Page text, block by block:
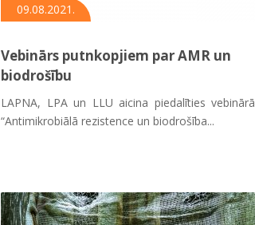
09.08.2021.
Vebinārs putnkopjiem par AMR un
biodrošību
LAPNA, LPA un LLU aicina piedalīties vebinārā
“Antimikrobiālā rezistence un biodrošība...